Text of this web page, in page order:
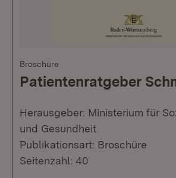
Broschüre
Patientenratgeber
Herausgeber: Ministerium für
und Gesundheit
Publikationsart: Broschüre
Seitenzahl: 40